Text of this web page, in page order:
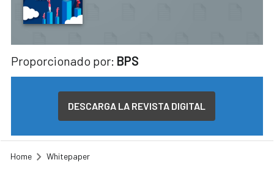
Proporcionado por: BPS
DESCARGA LA REVISTA DIGITAL
Home Whitepaper